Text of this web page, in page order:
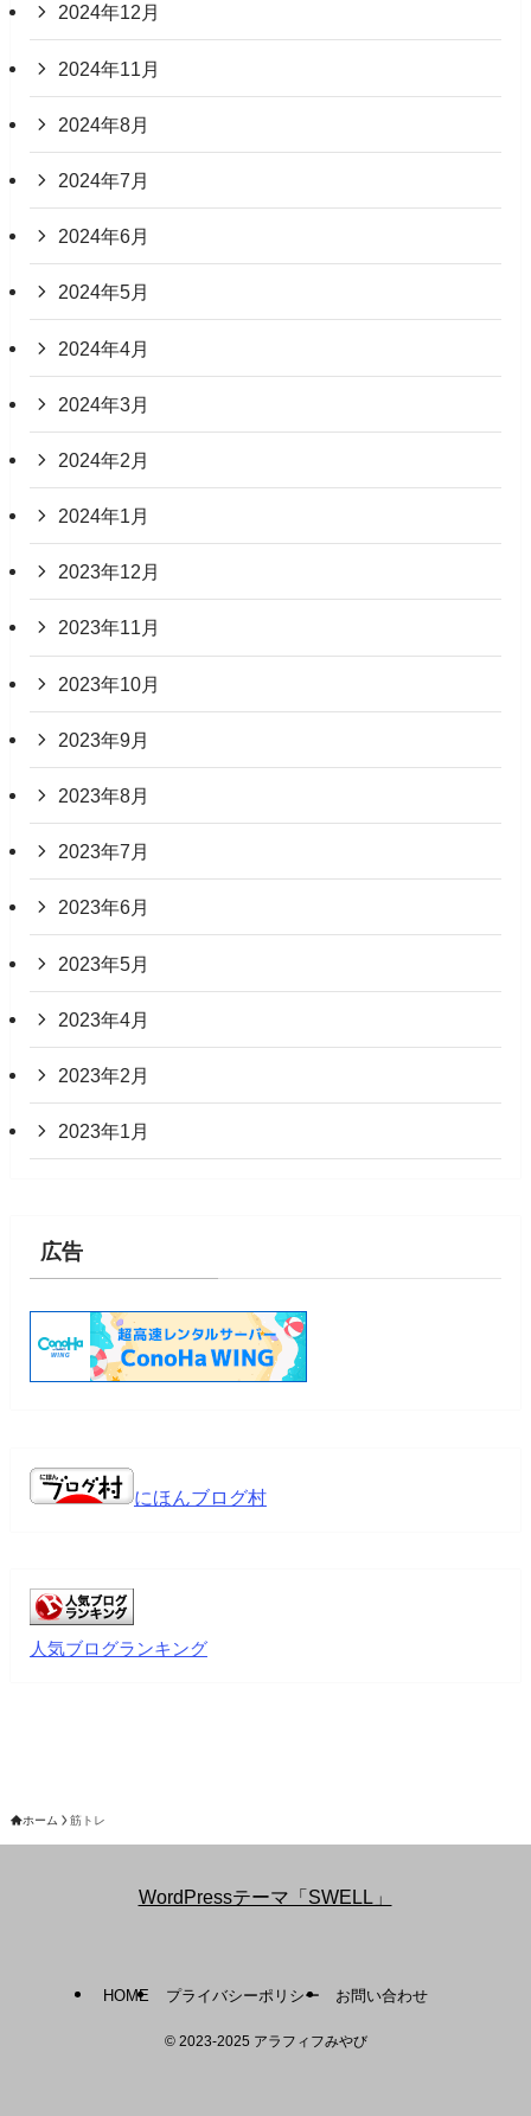
2024年12月
2024年11月
2024年8月
2024年7月
2024年6月
2024年5月
2024年4月
2024年3月
2024年2月
2024年1月
2023年12月
2023年11月
2023年10月
2023年9月
2023年8月
2023年7月
2023年6月
2023年5月
2023年4月
2023年2月
2023年1月
広告
にほんブログ村
人気ブログランキング
ホーム 筋トレ
WordPressテーマ「SWELL」
HOME プライバシーポリシー お問い合わせ
©2023-2025 アラフィフみやび